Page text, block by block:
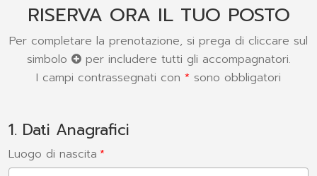
RISERVA ORA IL TUO POSTO
Per completare la prenotazione, si prega di cliccare sul
simbolo
per includere tutti gli accompagnatori.
I campi contrassegnati con * sono obbligatori
1. Dati Anagrafici
Luogo di nascita